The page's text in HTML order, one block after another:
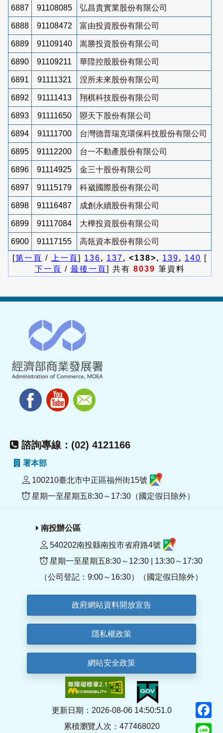
6887 91108085 弘昌貴實業股份有限公司
6888 91108472 富由投資股份有限公司
6889 91109140 嵩勝投資股份有限公司
6890 91109211 華陞控股股份有限公司
6891 91111321 涅所未來股份有限公司
6892 91111413 翔棋科技股份有限公司
6893 91111650 曌天下股份有限公司
6894 91111700 台灣德普瑞克環保科技股份有限公司
6895 91112200 台一不動產股份有限公司
6896 91114925 金三十股份有限公司
6897 91115179 科崴國際股份有限公司
6898 91116487 成創永續股份有限公司
6899 91117084 大樺投資股份有限公司
6900 91117155
高瓴資本股份有限公司
[第一頁 / 上一頁] 136, 137, <138>, 139, 140 [
下一頁 / 最後一頁] 共有 8039 筆資料
諮詢專線：(02) 4121166
署本部
100210臺北市中正區福州街15號
星期一至星期五8:30～17:30（國定假日除外）
南投辦公區
540202南投縣南投市省府路4號
星期一至星期五8:30～12:30 | 13:30～17:30
（公司登記：9:00～16:30）（國定假日除外）
政府網站資料開放宣告
隱私權政策
網站安全政策
更新日期：2026-08-06 14:50:51.0
累積瀏覽人次：477468020